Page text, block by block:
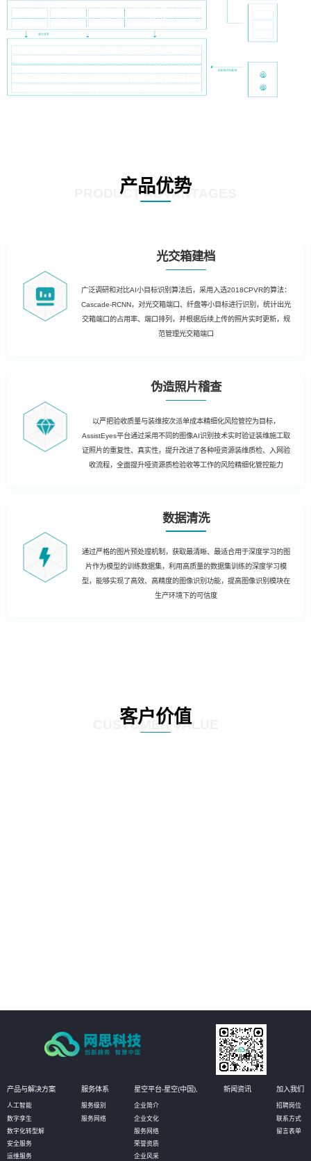
产品优势
PRODUCT ADVANTAGES
光交箱建档
广泛调研和对比AI小目标识别算法后，采用入选2018CPVR的算法：
Cascade-RCNN，对光交箱端口、纤盘等小目标进行识别，统计出光
交箱端口的占用率、端口排列，并根据后续上传的照片实时更新，规
范管理光交箱端口
伪造照片稽查
以严把验收质量与装维按次派单成本精细化风险管控为目标，
AssistEyes平台通过采用不同的图像AI识别技术实时验证装维施工取
证照片的重复性、真实性，提升改进了各种哑资源装维质检、入网验
收流程，全面提升哑资源质检验收等工作的风险精细化管控能力
数据清洗
通过严格的图片预处理机制，获取最清晰、最适合用于深度学习的图
片作为模型的训练数据集，利用高质量的数据集训练的深度学习模
型，能够实现了高效、高精度的图像识别功能，提高图像识别模块在
生产环境下的可信度
客户价值
CUSTOMER VALUE
产品与解决方案
人工智能
数字孪生
数字化转型解
安全服务
运维服务
服务体系
服务级别
服务网络
星空平台-星空(中国),
企业简介
企业文化
服务网络
荣誉资质
企业风采
新闻资讯 加入我们
招聘岗位
联系方式
留言表单